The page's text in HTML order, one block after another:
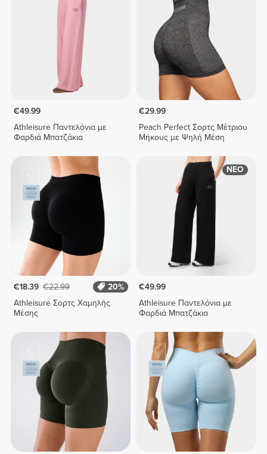
€49.99
Athleisure Παντελόνια με
Φαρδιά Μπατζάκια
€29.99
Peach Perfect Σορτς Μέτριου
Μήκους με Ψηλή Μέση
€18.39 €22.99
20%
Athleisure Σορτς Χαμηλής
Μέσης
ΝΕΟ
€49.99
Athleisure Παντελόνια με
Φαρδιά Μπατζάκια